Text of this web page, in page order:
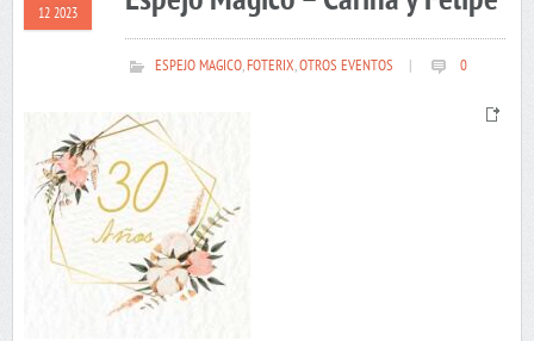
12 2023
ESPEJO MAGICO,FOTERIX,OTROS EVENTOS 0